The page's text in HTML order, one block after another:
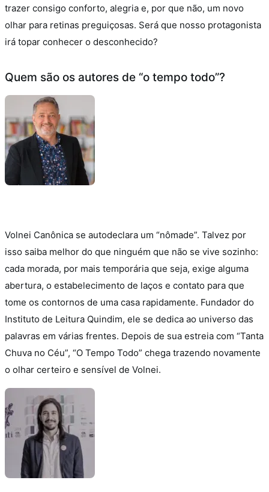
trazer consigo conforto, alegria e, por que não, um novo
olhar para retinas preguiçosas. Será que nosso protagonista
irá topar conhecer o desconhecido?
Quem são os autores de “o tempo todo”?
Volnei Canônica se autodeclara um “nômade”. Talvez por
isso saiba melhor do que ninguém que não se vive sozinho:
cada morada, por mais temporária que seja, exige alguma
abertura, o estabelecimento de laços e contato para que
tome os contornos de uma casa rapidamente. Fundador do
Instituto de Leitura Quindim, ele se dedica ao universo das
palavras em várias frentes. Depois de sua estreia com “Tanta
Chuva no Céu”, “O Tempo Todo” chega trazendo novamente
o olhar certeiro e sensível de Volnei.